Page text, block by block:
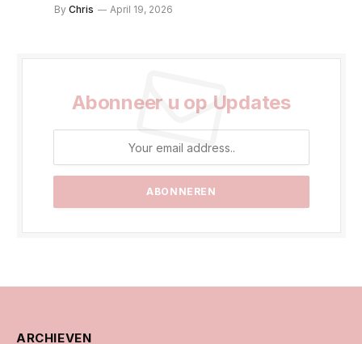
By Chris April 19, 2026
Abonneer u op Updates
ARCHIEVEN